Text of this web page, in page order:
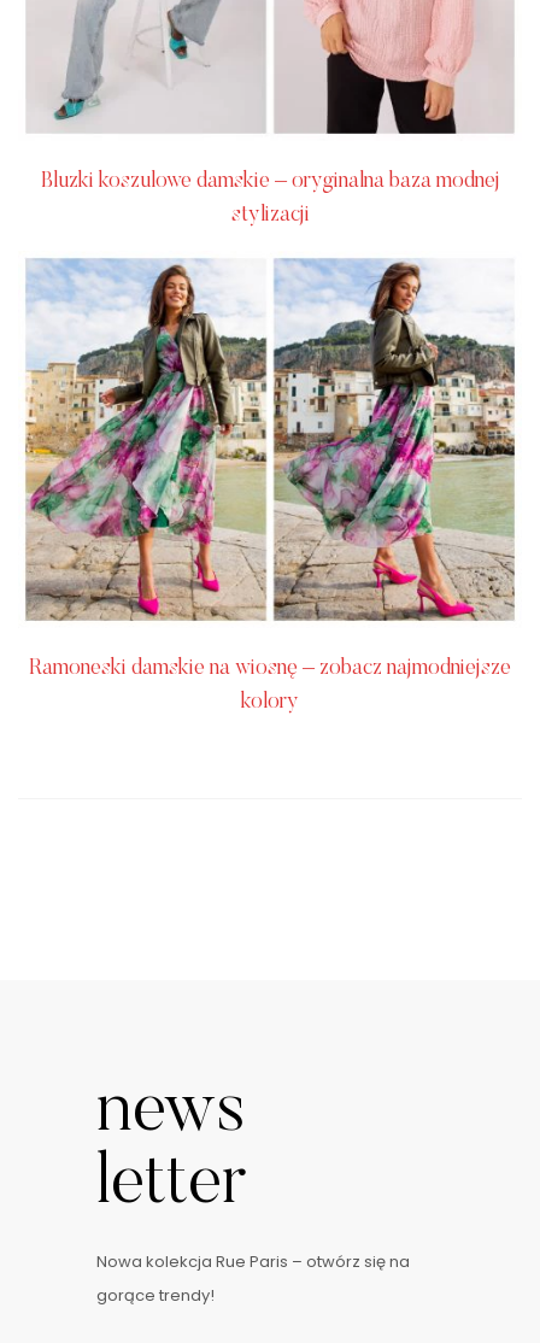
Bluzki koszulowe damskie – oryginalna baza modnej
stylizacji
Ramoneski damskie na wiosnę – zobacz najmodniejsze
kolory
news
letter
Nowa kolekcja Rue Paris – otwórz się na
gorące trendy!